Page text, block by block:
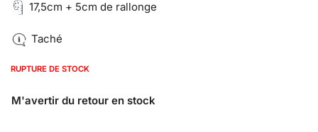
17,5cm + 5cm de rallonge
Taché
RUPTURE DE STOCK